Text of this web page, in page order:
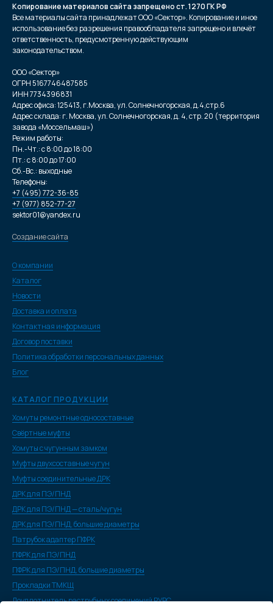
Копирование материалов сайта запрещено ст. 1270 ГК РФ
Все материалы сайта принадлежат ООО «Сектор». Копирование и иное
использование без разрешения правообладателя запрещено и влечёт
ответственность, предусмотренную действующим
законодательством.
ООО «Сектор»
ОГРН 5167746487585
ИНН 7734396831
Адрес офиса: 125413, г.Москва, ул. Солнечногорская, д.4,стр.6
Адрес склада: г. Москва, ул. Солнечногорская, д. 4, стр. 20 (территория
завода «Моссельмаш»)
Режим работы:
Пн.-Чт.: с 8:00 до 18:00
Пт.: с 8:00 до 17:00
Сб.-Вс.: выходные
Телефоны:
+7 (495) 772-36-85
+7 (977) 852-77-27
sektor01@yandex.ru
Создание сайта
О компании
Каталог
Новости
Доставка и оплата
Контактная информация
Договор поставки
Политика обработки персональных данных
Блог
КАТАЛОГ ПРОДУКЦИИ
Хомуты ремонтные односоставные
Свёртные муфты
Хомуты с чугунным замком
Муфты двухсоставные чугун
Муфты соединительные ДРК
ДРК для ПЭ/ПНД
ДРК для ПЭ/ПНД — сталь/чугун
ДРК для ПЭ/ПНД, большие диаметры
Патрубок адаптер ПФРК
ПФРК для ПЭ/ПНД
ПФРК для ПЭ/ПНД, большие диаметры
Прокладки ТМКЩ
Доуплотнитель раструбных соединений РУРС